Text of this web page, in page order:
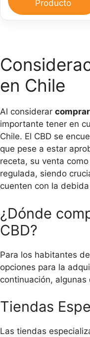
Producto
en Chile
Al considerar
importante tener en
Chile. El CBD se
que pese a estar
receta, su venta
regulada, siendo
cuenten con la
¿Dónde
CBD?
Para los habitantes
opciones para la
continuación,
Tiendas
Las tiendas